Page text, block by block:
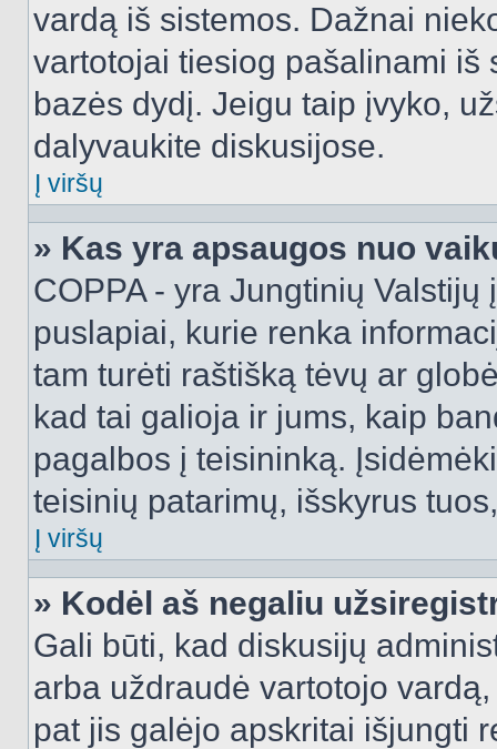
vardą iš sistemos. Dažnai
vartotojai tiesiog pašalinami iš
bazės dydį. Jeigu taip įvyko,
dalyvaukite diskusijose.
Į viršų
» Kas yra apsaugos nuo
COPPA - yra Jungtinių
puslapiai, kurie renka
tam turėti raštišką tėvų ar
kad tai galioja ir jums, kaip
pagalbos į teisininką.
teisinių patarimų, išskyrus
Į viršų
» Kodėl aš negaliu
Gali būti, kad diskusijų
arba uždraudė vartotojo
pat jis galėjo apskritai išjungti